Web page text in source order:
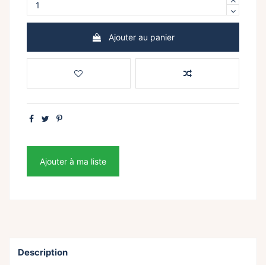
Ajouter au panier
Ajouter à ma liste
Description